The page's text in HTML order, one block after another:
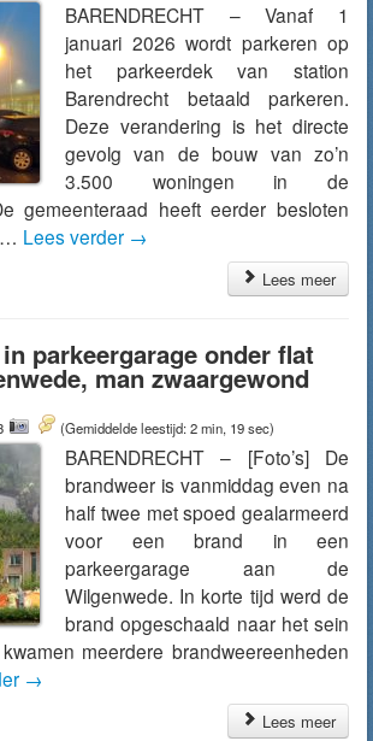
BARENDRECHT – Vanaf 1
januari 2026 wordt parkeren op
het parkeerdek van station
Barendrecht betaald parkeren.
Deze verandering is het directe
gevolg van de bouw van zo’n
3.500 woningen in de
gemeenteraad heeft eerder besloten
… Lees verder →
Lees meer
parkeergarage onder flat
man zwaargewond
(Gemiddelde leestijd: 2 min, 19 sec)
BARENDRECHT – [Foto’s] De
brandweer is vanmiddag even na
half twee met spoed gealarmeerd
voor een brand in een
parkeergarage aan de
Wilgenwede. In korte tijd werd de
brand opgeschaald naar het sein
kwamen meerdere brandweereenheden
→
Lees meer